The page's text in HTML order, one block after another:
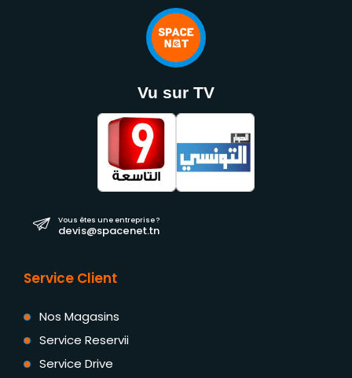
Vu sur TV
Vous êtes une entreprise ?
devis@spacenet.tn
Service Client
Nos Magasins
Service Reservii
Service Drive